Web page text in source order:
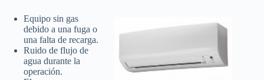
Equipo sin gas
debido a una fuga o
una falta de recarga.
Ruido de flujo de
agua durante la
operación.